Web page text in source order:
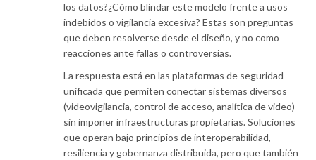
los datos?¿Cómo blindar este modelo frente a usos
indebidos o vigilancia excesiva? Estas son preguntas
que deben resolverse desde el diseño, y no como
reacciones ante fallas o controversias.
La respuesta está en las plataformas de seguridad
unificada que permiten conectar sistemas diversos
(videovigilancia, control de acceso, analítica de video)
sin imponer infraestructuras propietarias. Soluciones
que operan bajo principios de interoperabilidad,
resiliencia y gobernanza distribuida, pero que también